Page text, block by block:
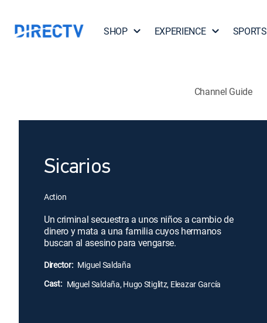
SHOP EXPERIENCE SPORTS
Channel Guide
Sicarios
Action
Un criminal secuestra a unos niños a cambio de
dinero y mata a una familia cuyos hermanos
buscan al asesino para vengarse.
Director: Miguel Saldaña
Cast: Miguel Saldaña, Hugo Stiglitz, Eleazar García